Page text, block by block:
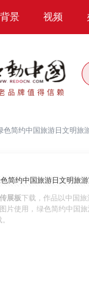
背景 视频
色简约中国旅游日文明旅
展板下载，作品以中国
使用，绿色简约中国